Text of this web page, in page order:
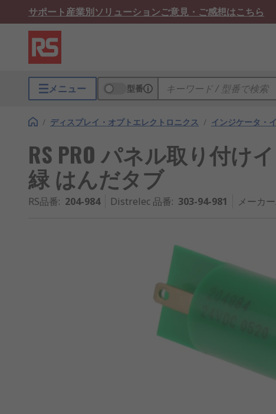
サポート産業別ソリューションご意見・ご感想はこちら
メニュー 型番
/ ディスプレイ・オプトエレクトロニクス / インジケータ・
RS PRO パネル取り付け
緑 はんだタブ
RS品番: 204-984 Distrelec 品番: 303-94-981 メーカ